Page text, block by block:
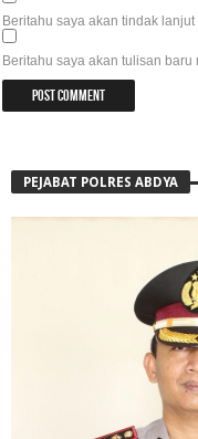
Beritahu saya akan tindak
Beritahu saya akan tulisan baru
PEJABAT POLRES ABDYA